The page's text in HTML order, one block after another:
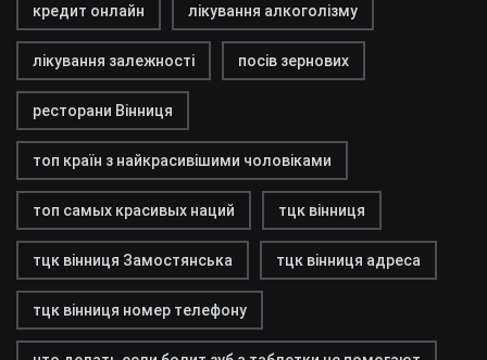
кредит онлайн лікування алкоголізму
лікування залежності посів зернових
ресторани Вінниця
топ країн з найкрасивішими чоловіками
топ самых красивых наций тцк вінниця
тцк вінниця Замостянська тцк вінниця адреса
тцк вінниця номер телефону